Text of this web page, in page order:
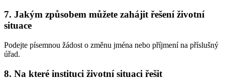
7. Jakým způsobem můžete zahájit řešení životní
situace
Podejte písemnou žádost o změnu jména nebo příjmení na příslušný
úřad.
8. Na které instituci životní situaci řešit